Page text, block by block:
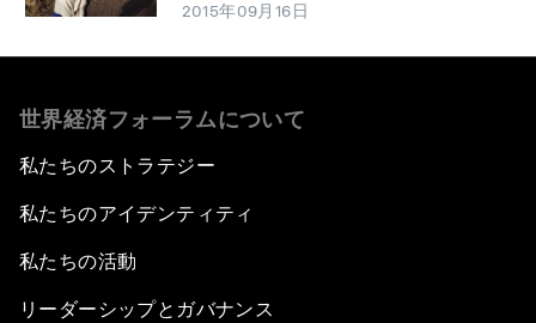
2015年09月16日
世界経済フォーラムについて
私たちのストラテジー
私たちのアイデンティティ
私たちの活動
リーダーシップとガバナンス